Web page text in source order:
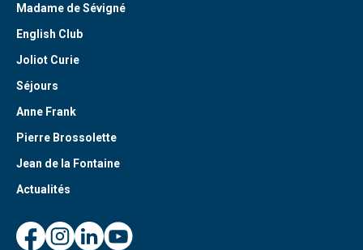
Madame de Sévigné
English Club
Joliot Curie
Séjours
Anne Frank
Pierre Brossolette
Jean de la Fontaine
Actualités